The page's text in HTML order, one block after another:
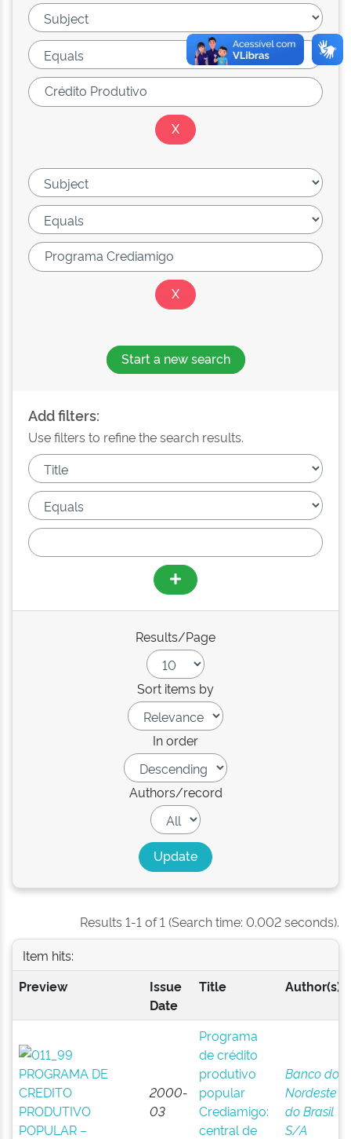
Start a new search
Add filters:
Use filters to refine the search results.
Results/Page
Sort items by
In order
Authors/record
Results 1-1 of 1 (Search time: 0.002 seconds).
Item hits:
Preview
Issue
Date
Title Author(s)
2000-
03
Programa
de crédito
produtivo
popular
Crediamigo:
central de
Banco do
Nordeste
do Brasil
S/A